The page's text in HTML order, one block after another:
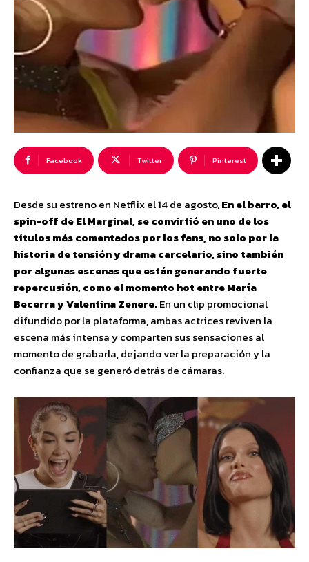
Facebook Twitter Pinterest
Desde su estreno en Netflix el 14 de agosto,En el barro, el
spin-off de El Marginal, se convirtió en uno de los
títulos más comentados por los fans, no solo por la
historia de tensión y drama carcelario, sino también
por algunas escenas que están generando fuerte
repercusión, como el momento hot entre María
Becerra y Valentina Zenere.En un clip promocional
difundido por la plataforma, ambas actrices reviven la
escena más intensa y comparten sus sensaciones al
momento de grabarla, dejando ver la preparación y la
confianza que se generó detrás de cámaras.